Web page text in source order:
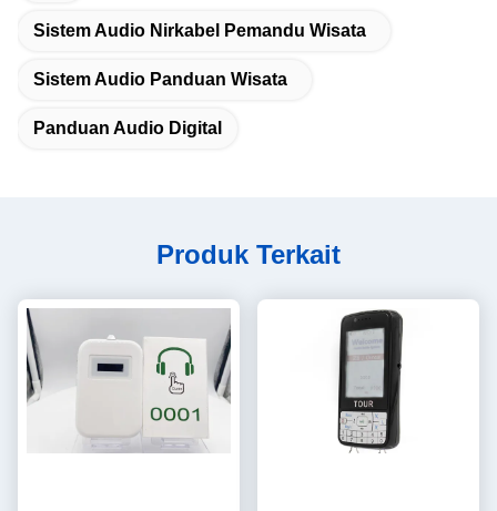
Sistem Audio Nirkabel Pemandu Wisata
Sistem Audio Panduan Wisata
Panduan Audio Digital
Produk Terkait